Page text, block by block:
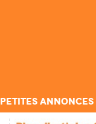
Petites annonces